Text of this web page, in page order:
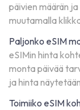
päivien määrän
muutamalla
Paljonko eSIM
eSIMin hinta
monta päivää
ja hinta
Toimiiko eSIM